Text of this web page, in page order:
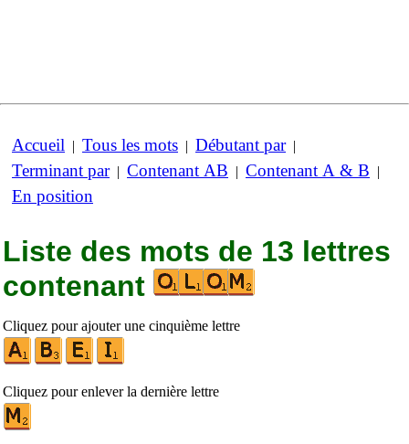
Accueil | Tous les mots | Débutant par|
Terminant par| Contenant AB | Contenant A & B |
En position
Liste des mots de 13 lettres
contenant
Cliquez pour ajouter une cinquième lettre
Cliquez pour enlever la dernière lettre